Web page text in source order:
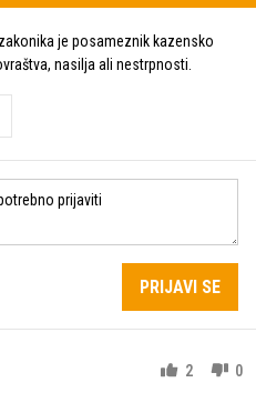
je posameznik kazensko
nasilja ali nestrpnosti.
PRIJAVI SE
2 0